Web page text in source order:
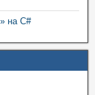
на C#